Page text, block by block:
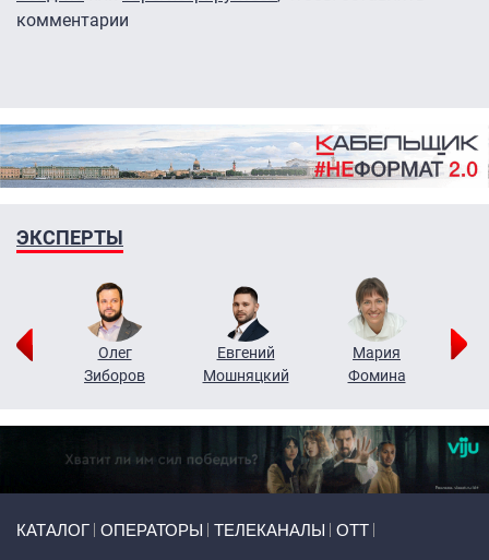
комментарии
ЭКСПЕРТЫ
Олег
Зиборов
Евгений
Мошняцкий
Мария
Фомина
КАТАЛОГ ОПЕРАТОРЫ ТЕЛЕКАНАЛЫ ОТТ